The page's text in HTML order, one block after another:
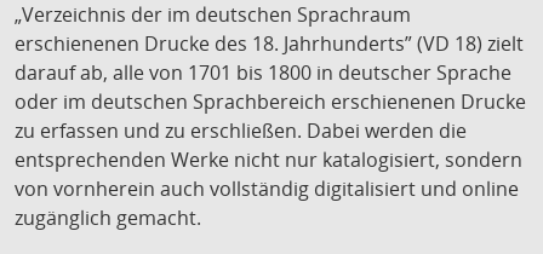
„Verzeichnis der im deutschen Sprachraum
erschienenen Drucke des 18. Jahrhunderts” (VD 18) zielt
darauf ab, alle von 1701 bis 1800 in deutscher Sprache
oder im deutschen Sprachbereich erschienenen Drucke
zu erfassen und zu erschließen. Dabei werden die
entsprechenden Werke nicht nur katalogisiert, sondern
von vornherein auch vollständig digitalisiert und online
zugänglich gemacht.